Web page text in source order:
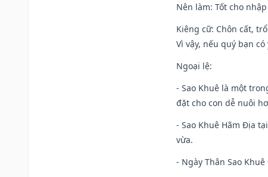
Nên làm: Tốt cho
Kiêng cữ: Chôn cất,
Vì vậy, nếu quý bạn
Ngoại lệ:
- Sao Khuê là một
đặt cho con dễ nuôi
- Sao Khuê Hãm Địa
vừa.
- Ngày Thân Sao